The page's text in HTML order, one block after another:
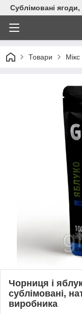
Сублімовані ягоди,
Товари Мікс
Чорниця і
сублімовані,
виробника